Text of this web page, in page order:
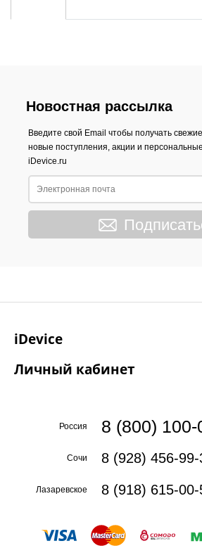
Новостная рассылка
Введите свой Email чтобы получать
новые поступления, акции и
iDevice.ru
iDevice
Личный кабинет
Россия 8 (800) 100-
Сочи 8 (928) 456-99-
Лазаревское 8 (918) 615-00-